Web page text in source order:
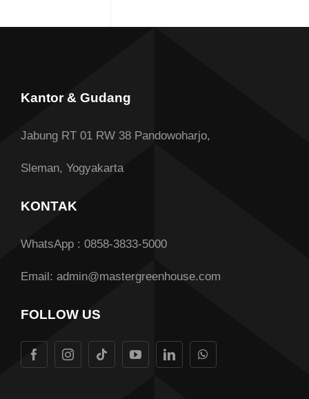
Kantor & Gudang
Jabung RT 01 RW 38 Pandowoharjo,
Sleman, Yogyakarta
KONTAK
WhatsApp : 0858-3833-5000
Email: admin@mastergreenhouse.com
FOLLOW US